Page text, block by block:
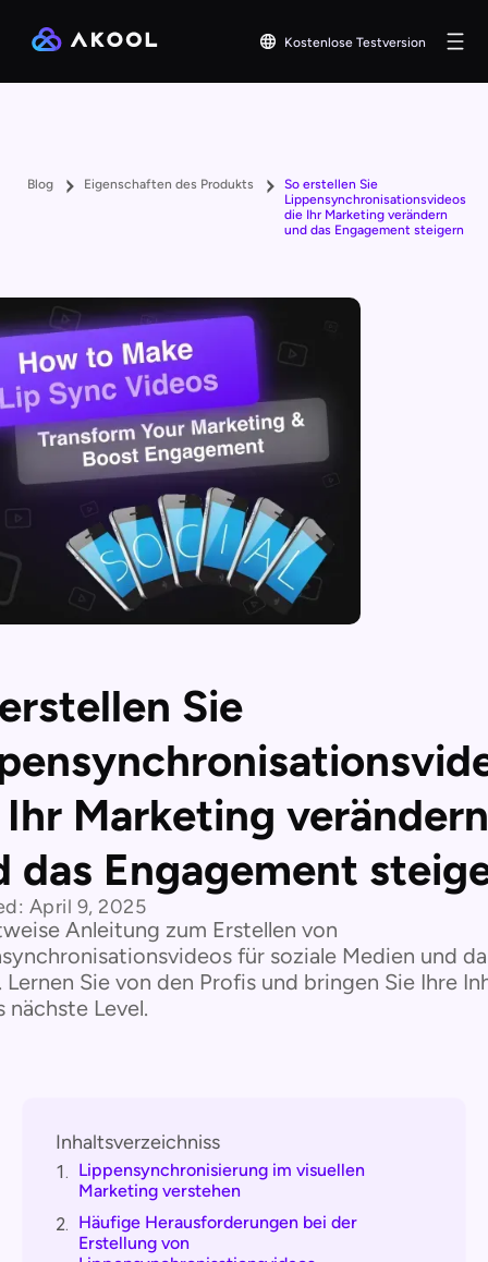
Kostenlose Testversion
Blog Eigenschaften des Produkts
So erstellen Sie
Lippensynchronisationsvideos,
die Ihr Marketing verändern
und das Engagement steigern ‍
Sie
Marketing verändern
das Engagement
April 9, 2025
Anleitung zum Erstellen von
für soziale Medien und
Lernen Sie von den Profis und bringen Sie Ihre
nächste Level.
Inhaltsverzeichniss
1. Lippensynchronisierung im visuellen
Marketing verstehen
2. Häufige Herausforderungen bei der
Erstellung von